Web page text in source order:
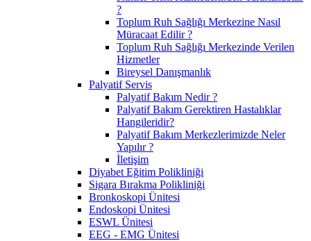
?
Toplum Ruh Sağlığı Merkezine Nasıl
Müracaat Edilir ?
Toplum Ruh Sağlığı Merkezinde Verilen
Hizmetler
Bireysel Danışmanlık
Palyatif Servis
Palyatif Bakım Nedir ?
Palyatif Bakım Gerektiren Hastalıklar
Hangileridir?
Palyatif Bakım Merkezlerimizde Neler
Yapılır ?
İletişim
Diyabet Eğitim Polikliniği
Sigara Bırakma Polikliniği
Bronkoskopi Ünitesi
Endoskopi Ünitesi
ESWL Ünitesi
EEG - EMG Ünitesi